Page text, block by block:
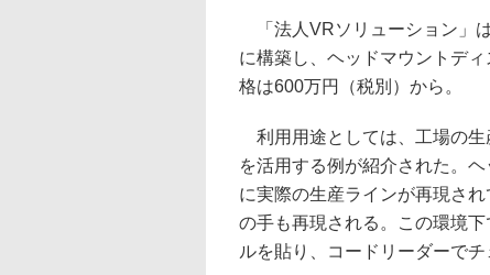
「法人VRソリューション」
に構築し、ヘッドマウントデ
格は600万円（税別）から。
利用用途としては、工場の生
を活用する例が紹介された。
に実際の生産ラインが再現さ
の手も再現される。この環境
ルを貼り、コードリーダーで